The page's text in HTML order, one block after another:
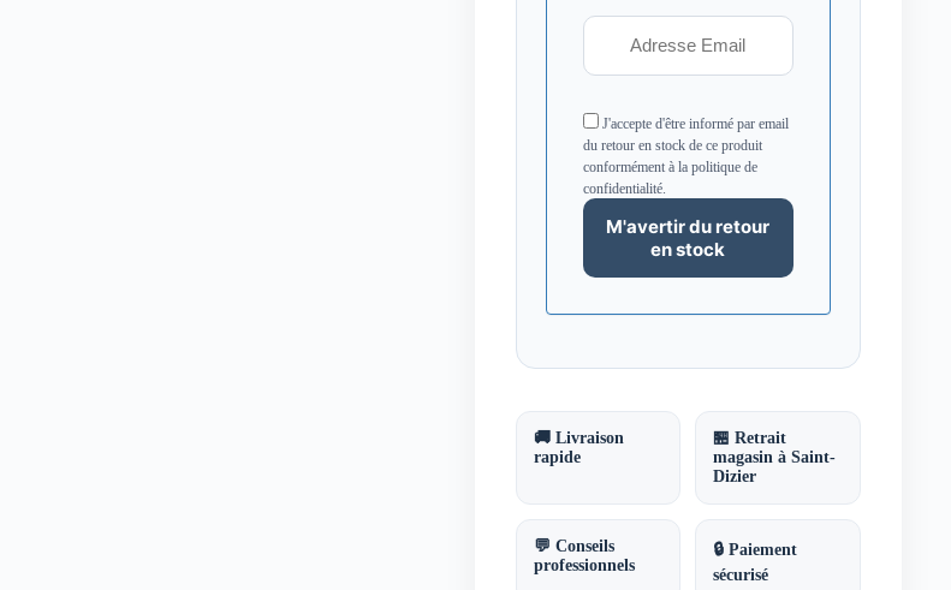
J'accepte d'être informé par email
du retour en stock de ce produit
conformément à la politique de
confidentialité.
🚚 Livraison
rapide
🏪 Retrait
magasin à Saint-
Dizier
💬 Conseils
professionnels
🔒 Paiement
sécurisé